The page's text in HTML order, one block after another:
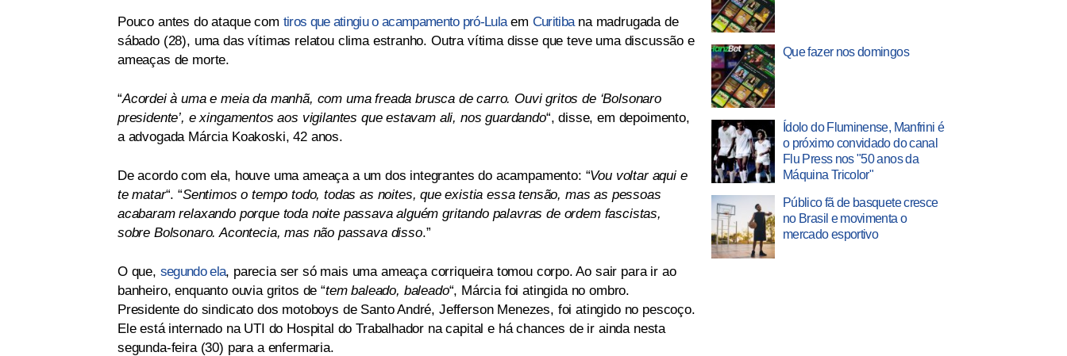
Pouco antes do ataque com tiros que atingiu o acampamento pró-Lulaem Curitibana madrugada de
sábado (28), uma das vítimas relatou clima estranho. Outra vítima disse que teve uma discussão e
ameaças de morte.
“Acordei à uma e meia da manhã, com uma freada brusca de carro. Ouvi gritos de ‘Bolsonaro
presidente’, e xingamentos aos vigilantes que estavam ali, nos guardando“, disse, em depoimento,
a advogada Márcia Koakoski, 42 anos.
De acordo com ela, houve uma ameaça a um dos integrantes do acampamento: “Vou voltar aqui e
te matar“. “Sentimos o tempo todo, todas as noites, que existia essa tensão, mas as pessoas
acabaram relaxando porque toda noite passava alguém gritando palavras de ordem fascistas,
sobre Bolsonaro. Acontecia, mas não passava disso.”
O que, segundo ela, parecia ser só mais uma ameaça corriqueira tomou corpo. Ao sair para ir ao
banheiro, enquanto ouvia gritos de “tem baleado, baleado“, Márcia foi atingida no ombro.
Presidente do sindicato dos motoboys de Santo André, Jefferson Menezes, foi atingido no pescoço.
Ele está internado na UTI do Hospital do Trabalhador na capital e há chances de ir ainda nesta
segunda-feira (30) para a enfermaria.
Que fazer nos domingos
Ídolo do Fluminense, Manfrini é
o próximo convidado do canal
Flu Press nos "50 anos da
Máquina Tricolor"
Público fã de basquete cresce
no Brasil e movimenta o
mercado esportivo